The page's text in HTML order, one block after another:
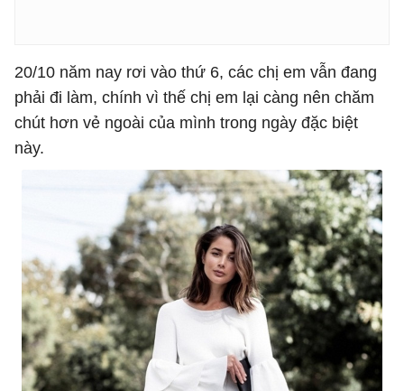
20/10 năm nay rơi vào thứ 6, các chị em vẫn đang
phải đi làm, chính vì thế chị em lại càng nên chăm
chút hơn vẻ ngoài của mình trong ngày đặc biệt
này.